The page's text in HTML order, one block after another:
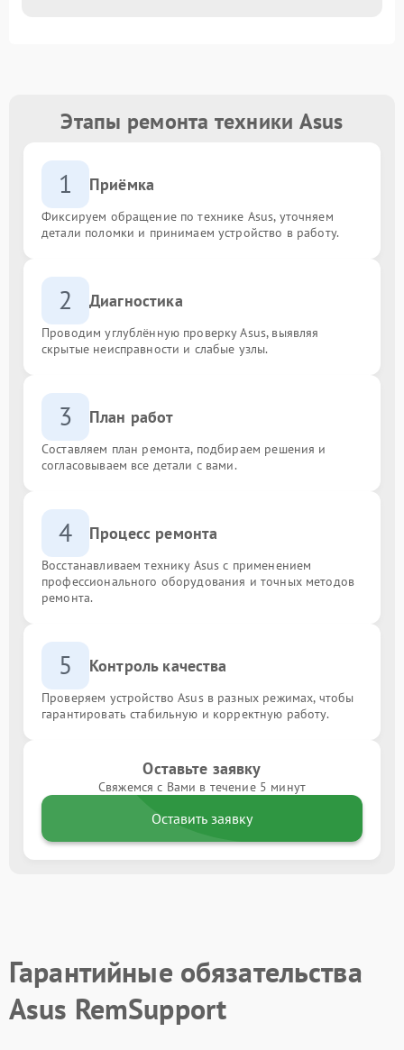
Этапы ремонта техники Asus
1 Приёмка
Фиксируем обращение по технике Asus, уточняем
детали поломки и принимаем устройство в работу.
2 Диагностика
Проводим углублённую проверку Asus, выявляя
скрытые неисправности и слабые узлы.
3 План работ
Составляем план ремонта, подбираем решения и
согласовываем все детали с вами.
4 Процесс ремонта
Восстанавливаем технику Asus с применением
профессионального оборудования и точных методов
ремонта.
5 Контроль качества
Проверяем устройство Asus в разных режимах, чтобы
гарантировать стабильную и корректную работу.
Оставьте заявку
Свяжемся с Вами в течение 5 минут
Оставить заявку
Гарантийные обязательства
Asus RemSupport